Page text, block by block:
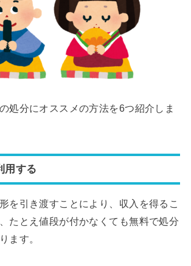
処分にオススメの方法を6つ紹介しま
用する
を引き渡すことにより、収入を得るこ
たとえ値段が付かなくても無料で処分
ます。